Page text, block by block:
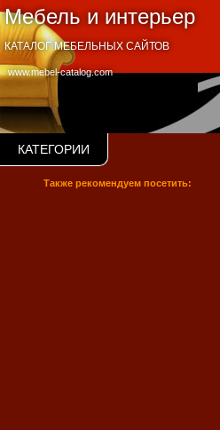
Мебель и интерьер
www.mebel-catalog.com
КАТАЛОГ МЕБЕЛЬНЫХ САЙТОВ
КАТЕГОРИИ
Также рекомендуем посетить: